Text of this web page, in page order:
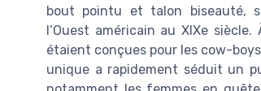
bout pointu et talon biseauté,
l’Ouest américain au XIXe siècle.
étaient conçues pour les cow-
unique a rapidement séduit un